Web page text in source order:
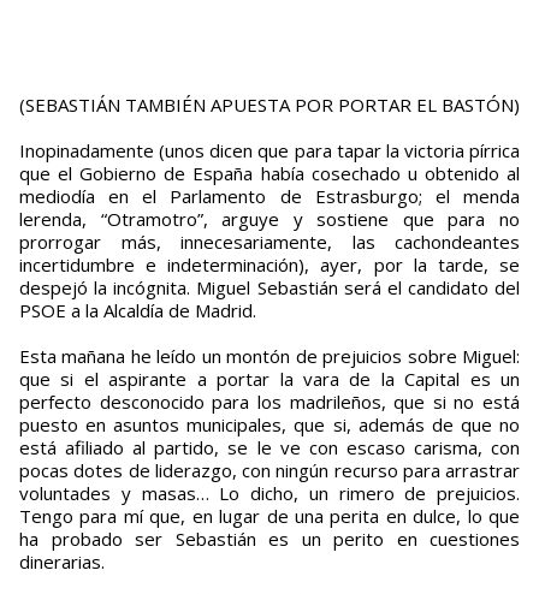
(SEBASTIÁN TAMBIÉN APUESTA POR PORTAR EL BASTÓN)
Inopinadamente (unos dicen que para tapar la victoria pírrica
que el Gobierno de España había cosechado u obtenido al
mediodía en el Parlamento de Estrasburgo; el menda
lerenda, “Otramotro”, arguye y sostiene que para no
prorrogar más, innecesariamente, las cachondeantes
incertidumbre e indeterminación), ayer, por la tarde, se
despejó la incógnita. Miguel Sebastián será el candidato del
PSOE a la Alcaldía de Madrid.
Esta mañana he leído un montón de prejuicios sobre Miguel:
que si el aspirante a portar la vara de la Capital es un
perfecto desconocido para los madrileños, que si no está
puesto en asuntos municipales, que si, además de que no
está afiliado al partido, se le ve con escaso carisma, con
pocas dotes de liderazgo, con ningún recurso para arrastrar
voluntades y masas… Lo dicho, un rimero de prejuicios.
Tengo para mí que, en lugar de una perita en dulce, lo que
ha probado ser Sebastián es un perito en cuestiones
dinerarias.